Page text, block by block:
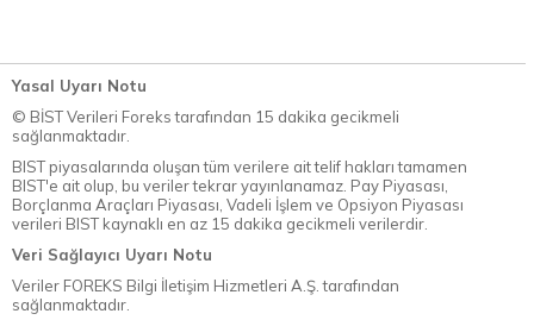
Yasal Uyarı Notu
© BİST Verileri Foreks tarafından 15 dakika gecikmeli
sağlanmaktadır.
BIST piyasalarında oluşan tüm verilere ait telif hakları tamamen
BIST'e ait olup, bu veriler tekrar yayınlanamaz. Pay Piyasası,
Borçlanma Araçları Piyasası, Vadeli İşlem ve Opsiyon Piyasası
verileri BIST kaynaklı en az 15 dakika gecikmeli verilerdir.
Veri Sağlayıcı Uyarı Notu
Veriler FOREKS Bilgi İletişim Hizmetleri A.Ş. tarafından
sağlanmaktadır.